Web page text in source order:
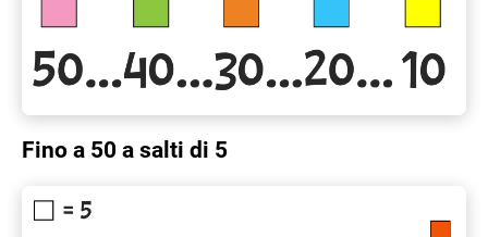
Fino a 50 a salti di 5